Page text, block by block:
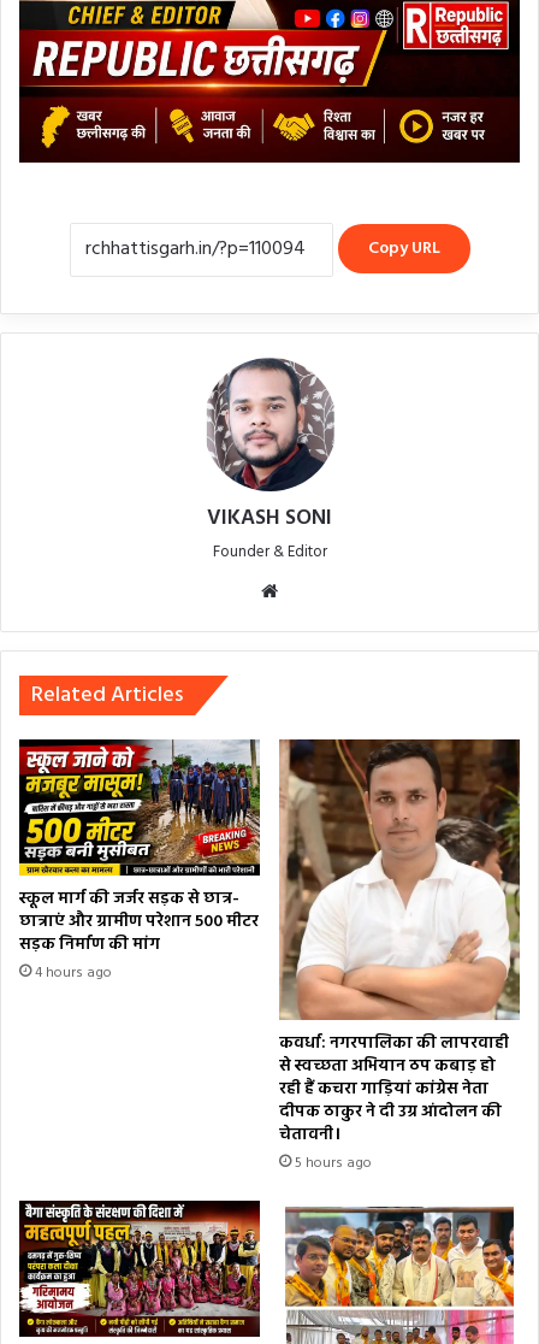
Copy URL
VIKASH SONI
Founder & Editor
Related Articles
स्कूल मार्ग की जर्जर सड़क से छात्र-
छात्राएं और ग्रामीण परेशान 500 मीटर
सड़क निर्माण की मांग
4 hours ago
कवर्धा: नगरपालिका की लापरवाही
से स्वच्छता अभियान ठप कबाड़ हो
रही हैं कचरा गाड़ियां कांग्रेस नेता
दीपक ठाकुर ने दी उग्र आंदोलन की
चेतावनी।
5 hours ago